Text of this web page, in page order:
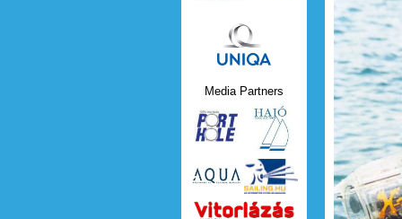
Uniqa.png
Media Partners